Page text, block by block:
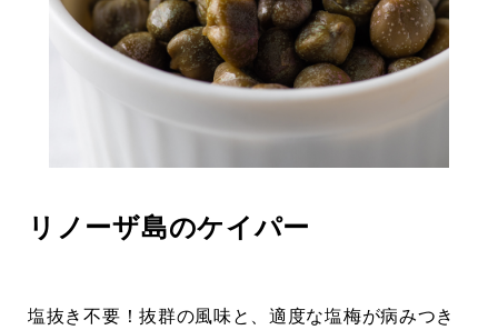
リノーザ島のケイパー
塩抜き不要！抜群の風味と、適度な塩梅が病みつき